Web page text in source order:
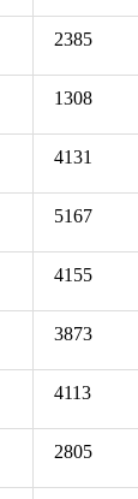
2385
1308
4131
5167
4155
3873
4113
2805